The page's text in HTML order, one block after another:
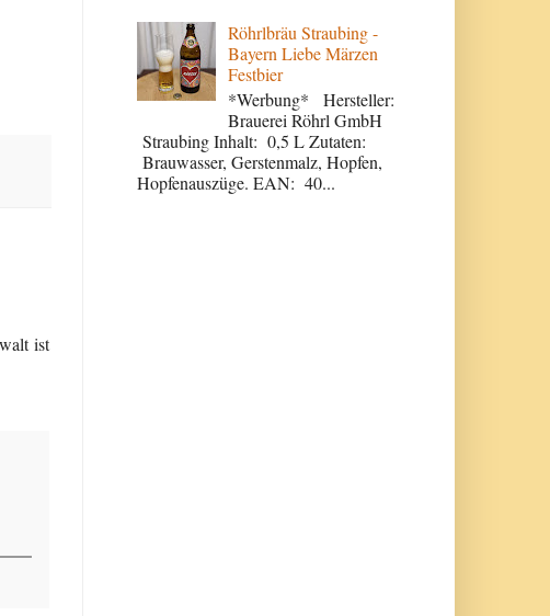
ist
Röhrlbräu Straubing -
Bayern Liebe Märzen
Festbier
*Werbung* Hersteller:
Brauerei Röhrl GmbH
Straubing Inhalt: 0,5 L Zutaten:
Brauwasser, Gerstenmalz, Hopfen,
Hopfenauszüge. EAN: 40...